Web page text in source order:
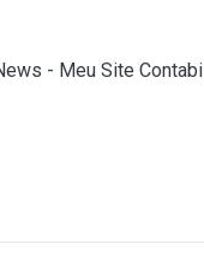
- Meu Site Contabil